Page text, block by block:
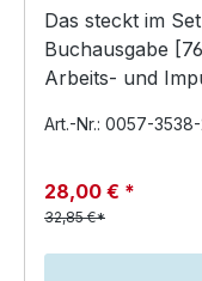
Das steckt im Set –
Buchausgabe
Arbeits- und
Art.-Nr.: 0057-
28,00 € *
32,85 €*